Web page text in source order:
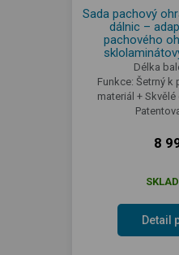
Sada pachový
dálnic –
pachového
Délka
Funkce: Šetrný k
materiál +
8
Detail